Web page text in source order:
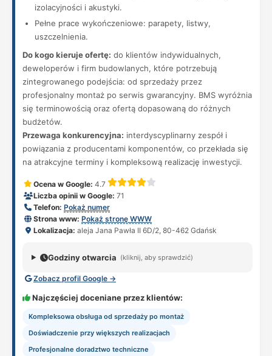
izolacyjności i akustyki.
Pełne prace wykończeniowe: parapety, listwy,
uszczelnienia.
Do kogo kieruje ofertę: do klientów indywidualnych,
deweloperów i firm budowlanych, które potrzebują
zintegrowanego podejścia: od sprzedaży przez
profesjonalny montaż po serwis gwarancyjny. BMS wyróżnia
się terminowością oraz ofertą dopasowaną do różnych
budżetów.
Przewaga konkurencyjna: interdyscyplinarny zespół i
powiązania z producentami komponentów, co przekłada się
na atrakcyjne terminy i kompleksową realizację inwestycji.
Ocena w Google: 4.7
Liczba opinii w Google: 71
Telefon: Pokaż numer
Strona www: Pokaż stronę WWW
Lokalizacja: aleja Jana Pawła II 6D/2, 80-462 Gdańsk
Godziny otwarcia (kliknij, aby sprawdzić)
Zobacz profil Google →
Najczęściej doceniane przez klientów:
Kompleksowa obsługa od sprzedaży po montaż
Doświadczenie przy większych realizacjach
Profesjonalne doradztwo techniczne